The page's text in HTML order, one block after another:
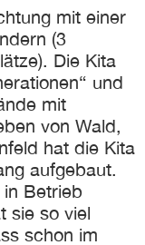
mit einer
(3
Die Kita
und
mit
von Wald,
hat die Kita
aufgebaut.
in Betrieb
sie so viel
schon im